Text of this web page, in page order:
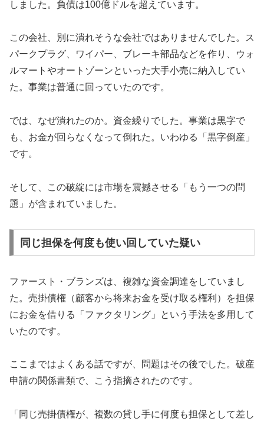
しました。負債は100億ドルを超えています。
この会社、別に潰れそうな会社ではありませんでした。ス
パークプラグ、ワイパー、ブレーキ部品などを作り、ウォ
ルマートやオートゾーンといった大手小売に納入してい
た。事業は普通に回っていたのです。
では、なぜ潰れたのか。資金繰りでした。事業は黒字で
も、お金が回らなくなって倒れた。いわゆる「黒字倒産」
です。
そして、この破綻には市場を震撼させる「もう一つの問
題」が含まれていました。
同じ担保を何度も使い回していた疑い
ファースト・ブランズは、複雑な資金調達をしていまし
た。売掛債権（顧客から将来お金を受け取る権利）を担保
にお金を借りる「ファクタリング」という手法を多用して
いたのです。
ここまではよくある話ですが、問題はその後でした。破産
申請の関係書類で、こう指摘されたのです。
「同じ売掛債権が、複数の貸し手に何度も担保として差し